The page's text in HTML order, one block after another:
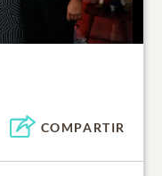
COMPARTIR